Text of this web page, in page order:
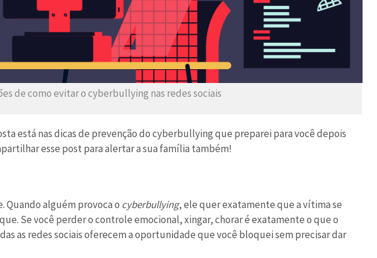
de como evitar o cyberbullying nas redes sociais
está nas dicas de prevenção do cyberbullying que preparei para você depois
esse post para alertar a sua família também!
Quando alguém provoca o cyberbullying, ele quer exatamente que a vítima se
Se você perder o controle emocional, xingar, chorar é exatamente o que o
as redes sociais oferecem a oportunidade que você bloquei sem precisar dar